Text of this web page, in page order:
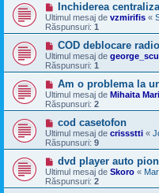
Inchiderea
Ultimul mesaj de vzmirifis «
Răspunsuri: 1
COD deblocare
Ultimul mesaj de george_scu
Răspunsuri: 1
Am o problema la
Ultimul mesaj de Mihaita
Răspunsuri: 2
cod casetofon
Ultimul mesaj de crissstti «
Răspunsuri: 9
dvd player auto
Ultimul mesaj de Skoro «
Răspunsuri: 2